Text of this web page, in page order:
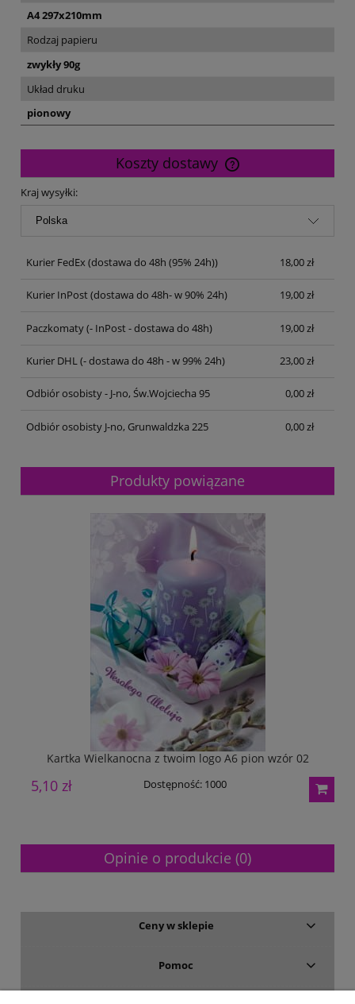
A4 297x210mm
Rodzaj papieru
zwykły 90g
Układ druku
pionowy
Koszty dostawy
Cena nie zawiera ewentualnych kosztów płatności
Kraj wysyłki:
Kurier FedEx(dostawa do 48h (95% 24h)) 18,00 zł
Kurier InPost(dostawa do 48h- w 90% 24h) 19,00 zł
Paczkomaty(- InPost - dostawa do 48h) 19,00 zł
Kurier DHL(- dostawa do 48h - w 99% 24h) 23,00 zł
Odbiór osobisty - J-no, Św.Wojciecha 95 0,00 zł
Odbiór osobisty J-no, Grunwaldzka 225 0,00 zł
Produkty powiązane
Kartka Wielkanocna z twoim logo A6 pion wzór 02
5,10 zł Dostępność: 1000
Opinie o produkcie (0)
Ceny w sklepie
Pomoc